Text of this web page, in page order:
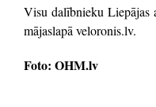
Visu dalībnieku Liepājas
mājaslapā veloronis.lv.
Foto: OHM.lv